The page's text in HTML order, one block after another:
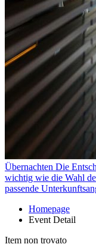
Übernachten Die
wichtig wie die Wahl
passende
Homepage
Event Detail
Item non trovato